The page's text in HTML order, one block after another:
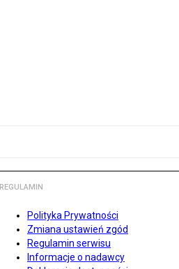
REGULAMIN
Polityka Prywatności
Zmiana ustawień zgód
Regulamin serwisu
Informacje o nadawcy